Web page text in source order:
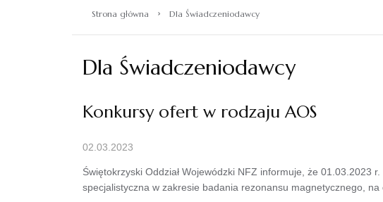
Strona główna › Dla Świadczeniodawcy
Dla Świadczeniodawcy
Konkursy ofert w rodzaju AOS
02.03.2023
Świętokrzyski Oddział Wojewódzki NFZ informuje, że 01.03.2023
specjalistyczna w zakresie badania rezonansu magnetycznego, na